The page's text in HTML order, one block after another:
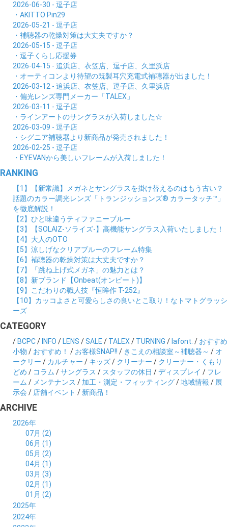
2026-06-30 - 逗子店
・AKITTO Pin29
2026-05-21 - 逗子店
・補聴器の乾燥対策は大丈夫ですか？
2026-05-15 - 逗子店
・逗子くらし応援券
2026-04-15 - 追浜店、衣笠店、逗子店、久里浜店
・オーティコンより待望の既製耳穴充電式補聴器が出ました！
2026-03-12 - 追浜店、衣笠店、逗子店、久里浜店
・偏光レンズ専門メーカー「TALEX」
2026-03-11 - 逗子店
・ラインアートのサングラスが入荷しました☆
2026-03-09 - 逗子店
・シグニア補聴器より新商品が発売されました！
2026-02-25 - 逗子店
・EYEVANから美しいフレームが入荷しました！
RANKING
【1】【新常識】メガネとサングラスを掛け替えるのはもう古い？
話題のカラー調光レンズ「トランジッションズ® カラータッチ™」
を徹底解説！
【2】ひと味違うティファニーブルー
【3】【SOLAIZ-ソライズ-】高機能サングラス入荷いたしました！
【4】大人のOTO
【5】涼しげなクリアブルーのフレーム特集
【6】補聴器の乾燥対策は大丈夫ですか？
【7】「跳ね上げ式メガネ」の魅力とは？
【8】新ブランド【Onbeat(オンビート)】
【9】こだわりの職人技『恒眸作 T-252』
【10】カッコよさと可愛らしさの良いとこ取り！なトマトグラッシ
ーズ
CATEGORY
/ BCPC/ INFO / LENS /SALE / TALEX / TURNING / lafont. / おすすめ
小物 / おすすめ！ / お客様SNAP!! / きこえの相談室～補聴器～ / オ
ークリー / カルチャー / キッズ/ クリーナー / クリーナー・くもり
どめ / コラム /サングラス / スタッフの休日 /ディスプレイ / フレ
ーム / メンテナンス / 加工・測定・フィッティング/地域情報 / 展
示会 / 店舗イベント / 新商品！
ARCHIVE
2026年
07月 (2)
06月 (1)
05月 (2)
04月 (1)
03月 (3)
02月 (1)
01月 (2)
2025年
12月 (2)
2024年